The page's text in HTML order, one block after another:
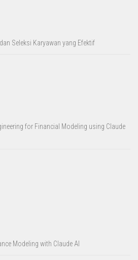
Seleksi Karyawan yang Efektif
for Financial Modeling using Claude
Modeling with Claude AI